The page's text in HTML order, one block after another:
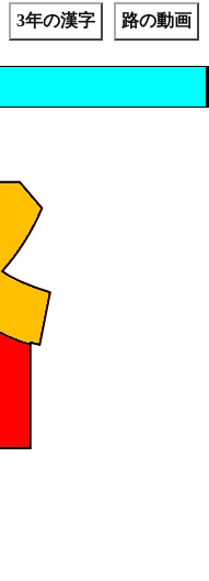
3年の漢字 路の動画